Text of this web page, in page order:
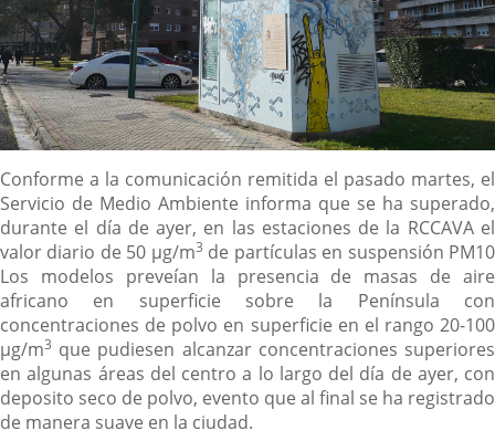
Descripción
Conforme a la comunicación remitida el pasado martes, el
Servicio de Medio Ambiente informa que se ha superado,
durante el día de ayer, en las estaciones de la RCCAVA el
valor diario de 50 µg/m3 de partículas en suspensión PM10
Los modelos preveían la presencia de masas de aire
africano en superficie sobre la Península con
concentraciones de polvo en superficie en el rango 20-100
µg/m3 que pudiesen alcanzar concentraciones superiores
en algunas áreas del centro a lo largo del día de ayer, con
deposito seco de polvo, evento que al final se ha registrado
de manera suave en la ciudad.